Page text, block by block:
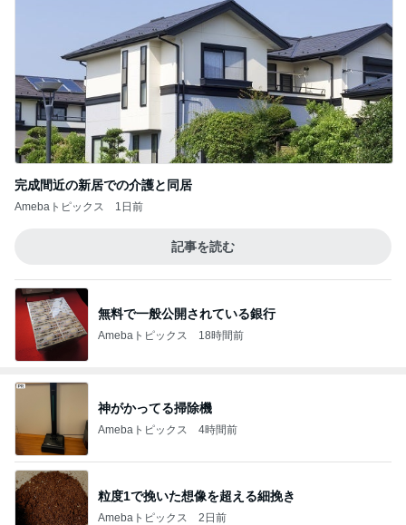
完成間近の新居での介護と同居
Amebaトピックス 1日前
記事を読む
無料で一般公開されている銀行
Amebaトピックス 18時間前
神がかってる掃除機
Amebaトピックス 4時間前
粒度1で挽いた想像を超える細挽き
Amebaトピックス 2日前